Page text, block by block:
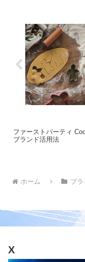
ファーストパーティ
ブランド活用法
ホーム プラ
X